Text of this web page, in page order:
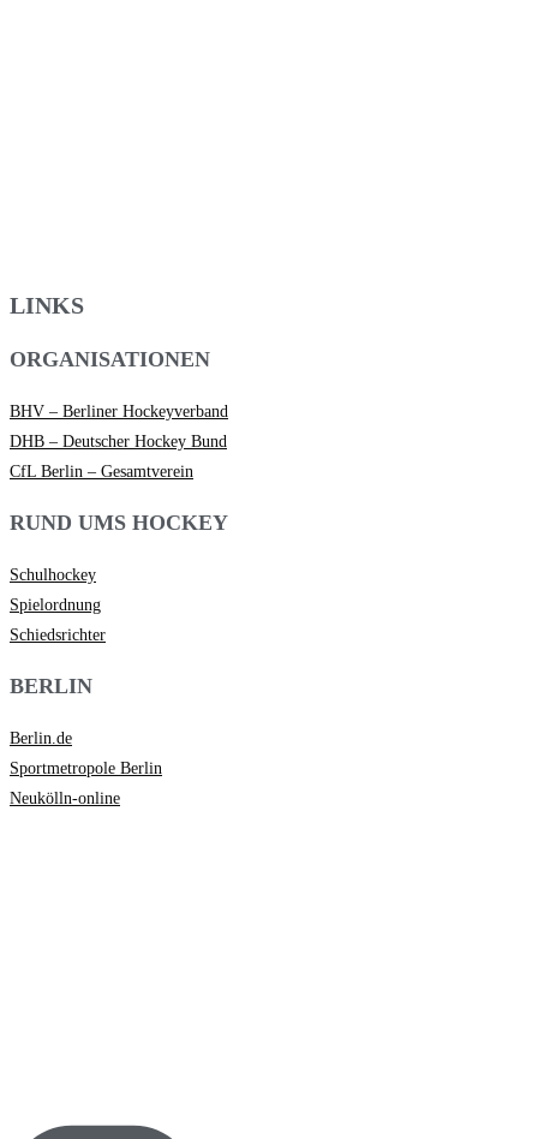
LINKS
ORGANISATIONEN
BHV – Berliner Hockeyverband
DHB – Deutscher Hockey Bund
CfL Berlin – Gesamtverein
RUND UMS HOCKEY
Schulhockey
Spielordnung
Schiedsrichter
BERLIN
Berlin.de
Sportmetropole Berlin
Neukölln-online